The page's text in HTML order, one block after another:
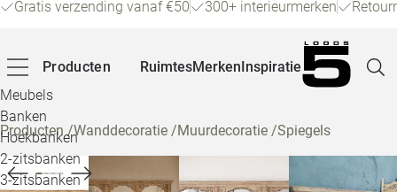
Gratis verzending vanaf €50 300+ interieurmerken
Producten
Meubels
Banken
Hoekbanken
2-zitsbanken
3-zitsbanken
RuimtesMerkenInspiratie
Producten/Wanddecoratie /Muurdecoratie /Spiegels